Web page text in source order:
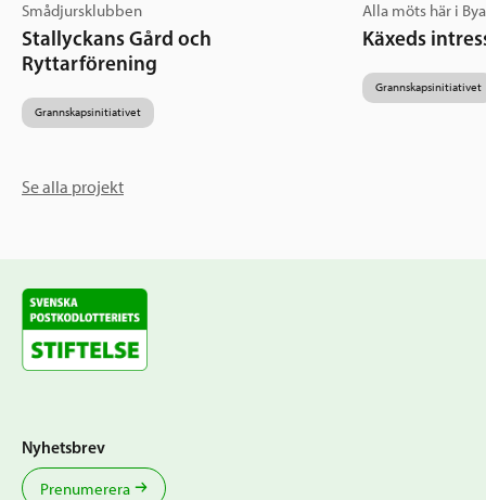
Smådjursklubben
Stallyckans Gård och
Ryttarförening
Grannskapsinitiativet
Alla möts här i
Käxeds
Grannskapsinitiativet
Se alla projekt
Nyhetsbrev
Prenumerera